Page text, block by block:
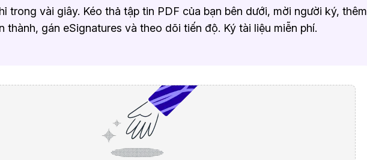
trong vài giây. Kéo thả tập tin PDF của bạn bên dưới, mời người ký, thêm
thành, gán eSignatures và theo dõi tiến độ. Ký tài liệu miễn phí.